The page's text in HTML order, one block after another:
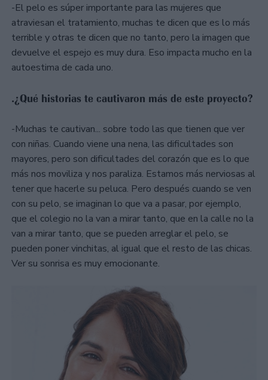
-El pelo es súper importante para las mujeres que
atraviesan el tratamiento, muchas te dicen que es lo más
terrible y otras te dicen que no tanto, pero la imagen que
devuelve el espejo es muy dura. Eso impacta mucho en la
autoestima de cada uno.
.¿Qué historias te cautivaron más de este proyecto?
-Muchas te cautivan... sobre todo las que tienen que ver
con niñas. Cuando viene una nena, las dificultades son
mayores, pero son dificultades del corazón que es lo que
más nos moviliza y nos paraliza. Estamos más nerviosas al
tener que hacerle su peluca. Pero después cuando se ven
con su pelo, se imaginan lo que va a pasar, por ejemplo,
que el colegio no la van a mirar tanto, que en la calle no la
van a mirar tanto, que se pueden arreglar el pelo, se
pueden poner vinchitas, al igual que el resto de las chicas.
Ver su sonrisa es muy emocionante.